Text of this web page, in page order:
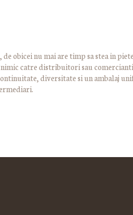
obicei nu mai are timp sa stea in
catre distribuitori sau
diversitate si un ambalaj